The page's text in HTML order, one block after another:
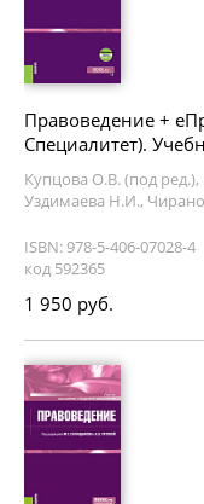
Правоведение +
Специалитет).
Купцова О.В. (под
Уздимаева Н.И.,
ISBN: 978-5-406-07028-4
код 592365
1 950 руб.